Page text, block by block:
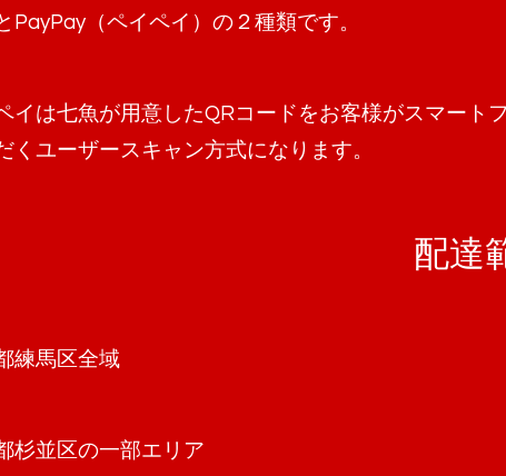
PayPay（ペイペイ）の２種類です。
イは七魚が用意したQRコードをお客様がスマート
くユーザースキャン方式になります。
配達
練馬区全域
杉並区の一部エリア